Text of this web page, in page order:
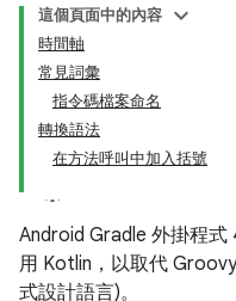
這個頁面中的內容
時間軸
常見詞彙
指令碼檔案命名
轉換語法
在方法呼叫中加入括號
Android Gradle 外掛程
用 Kotlin，以取代
式設計語言)。